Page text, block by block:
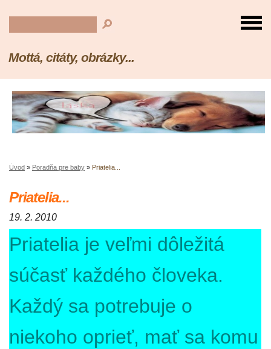
Mottá, citáty, obrázky...
Úvod » Poradňa pre baby » Priatelia...
Priatelia...
19. 2. 2010
Priatelia je veľmi dôležitá
súčasť každého človeka.
Každý sa potrebuje o
niekoho oprieť, mať sa komu